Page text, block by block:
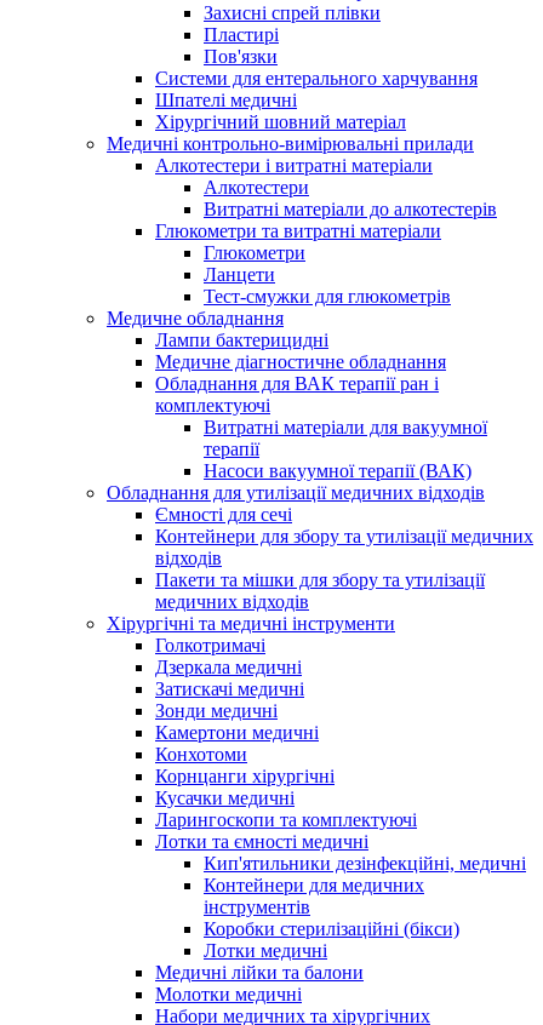
Захисні спрей плівки
Пластирі
Пов'язки
Системи для ентерального харчування
Шпателі медичні
Хірургічний шовний матеріал
Медичні контрольно-вимірювальні прилади
Алкотестери і витратні матеріали
Алкотестери
Витратні матеріали до алкотестерів
Глюкометри та витратні матеріали
Глюкометри
Ланцети
Тест-смужки для глюкометрів
Медичне обладнання
Лампи бактерицидні
Медичне діагностичне обладнання
Обладнання для ВАК терапії ран і
комплектуючі
Витратні матеріали для вакуумної
терапії
Насоси вакуумної терапії (ВАК)
Обладнання для утилізації медичних відходів
Ємності для сечі
Контейнери для збору та утилізації медичних
відходів
Пакети та мішки для збору та утилізації
медичних відходів
Хірургічні та медичні інструменти
Голкотримачі
Дзеркала медичні
Затискачі медичні
Зонди медичні
Камертони медичні
Конхотоми
Корнцанги хірургічні
Кусачки медичні
Ларингоскопи та комплектуючі
Лотки та ємності медичні
Кип'ятильники дезінфекційні, медичні
Контейнери для медичних
інструментів
Коробки стерилізаційні (бікси)
Лотки медичні
Медичні лійки та балони
Молотки медичні
Набори медичних та хірургічних